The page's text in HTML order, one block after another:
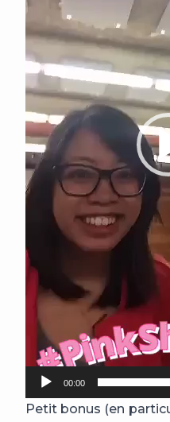
00:00
Petit bonus (en